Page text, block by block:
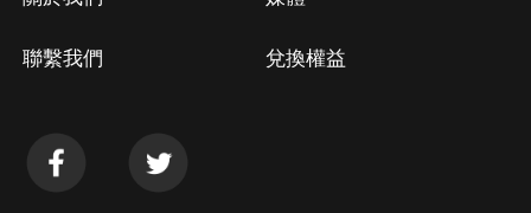
聯繫我們 兌換權益